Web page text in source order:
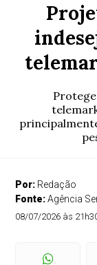
Por: Redação
Fonte:Agência
08/07/2026 às